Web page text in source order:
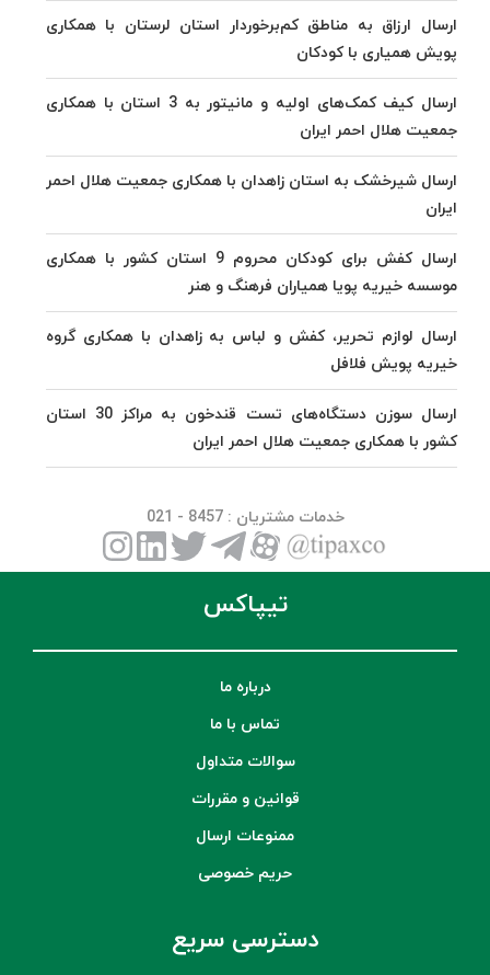
ارسال ارزاق به مناطق کم‌برخوردار استان لرستان با همکاری
پویش همیاری با کودکان
ارسال کیف کمک‌های اولیه و مانیتور به 3 استان با همکاری
جمعیت هلال احمر ایران
ارسال شیرخشک به استان زاهدان با همکاری جمعیت هلال احمر
ایران
ارسال کفش برای کودکان محروم 9 استان کشور با همکاری
موسسه خیریه پویا همیاران فرهنگ و هنر
ارسال لوازم تحریر، کفش و لباس به زاهدان با همکاری گروه
خیریه پویش فلافل
ارسال سوزن دستگاه‌های تست قندخون به مراکز 30 استان
کشور با همکاری جمعیت هلال احمر ایران
خدمات مشتریان : 8457 - 021
تیپاکس
درباره ما
تماس با ما
سوالات متداول
قوانین و مقررات
ممنوعات ارسال
حریم خصوصی
دسترسی سریع